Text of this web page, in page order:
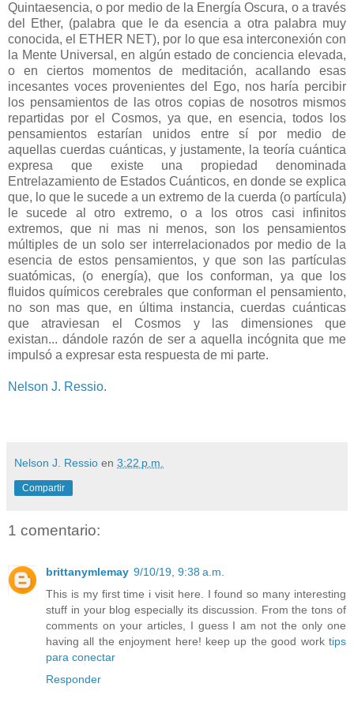
Quintaesencia, o por medio de la Energía Oscura, o a través
del Ether, (palabra que le da esencia a otra palabra muy
conocida, el ETHER NET), por lo que esa interconexión con
la Mente Universal, en algún estado de conciencia elevada,
o en ciertos momentos de meditación, acallando esas
incesantes voces provenientes del Ego, nos haría percibir
los pensamientos de las otros copias de nosotros mismos
repartidas por el Cosmos, ya que, en esencia, todos los
pensamientos estarían unidos entre sí por medio de
aquellas cuerdas cuánticas, y justamente, la teoría cuántica
expresa que existe una propiedad denominada
Entrelazamiento de Estados Cuánticos, en donde se explica
que, lo que le sucede a un extremo de la cuerda (o partícula)
le sucede al otro extremo, o a los otros casi infinitos
extremos, que ni mas ni menos, son los pensamientos
múltiples de un solo ser interrelacionados por medio de la
esencia de estos pensamientos, y que son las partículas
suatómicas, (o energía), que los conforman, ya que los
fluidos químicos cerebrales que conforman el pensamiento,
no son mas que, en última instancia, cuerdas cuánticas
que atraviesan el Cosmos y las dimensiones que
existan... dándole razón de ser a aquella incógnita que me
impulsó a expresar esta respuesta de mi parte.
Nelson J. Ressio.
Nelson J. Ressio en 3:22 p.m.
Compartir
1 comentario:
brittanymlemay 9/10/19, 9:38 a.m.
This is my first time i visit here. I found so many interesting
stuff in your blog especially its discussion. From the tons of
comments on your articles, I guess I am not the only one
having all the enjoyment here! keep up the good work tips
para conectar
Responder